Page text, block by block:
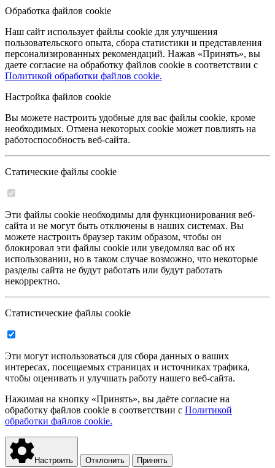
Обработка файлов cookie
Наш сайт использует файлы cookie для улучшения
пользовательского опыта, сбора статистики и представления
персонализированных рекомендаций. Нажав «Принять», вы
даете согласие на обработку файлов cookie в соответствии с
Политикой обработки файлов cookie.
Настройка файлов cookie
Вы можете настроить удобные для вас файлы cookie, кроме
необходимых. Отмена некоторых cookie может повлиять на
работоспособность веб-сайта.
Статические файлы cookie
Эти файлы cookie необходимы для функционирования веб-
сайта и не могут быть отключены в наших системах. Вы
можете настроить браузер таким образом, чтобы он
блокировал эти файлы cookie или уведомлял вас об их
использовании, но в таком случае возможно, что некоторые
разделы сайта не будут работать или будут работать
некорректно.
Статистические файлы cookie
Эти могут использоваться для сбора данных о ваших
интересах, посещаемых страницах и источниках трафика,
чтобы оценивать и улучшать работу нашего веб-сайта.
Нажимая на кнопку «Принять», вы даёте согласие на
обработку файлов cookie в соответствии с Политикой
обработки файлов cookie.
Настроить Отклонить Принять